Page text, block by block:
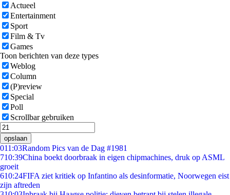
Actueel
Entertainment
Sport
Film & Tv
Games
Toon berichten van deze types
Weblog
Column
(P)review
Special
Poll
Scrollbar gebruiken
opslaan
011:03Random Pics van de Dag #1981
710:39China boekt doorbraak in eigen chipmachines, druk op ASML
groeit
610:24FIFA ziet kritiek op Infantino als desinformatie, Noorwegen eist
zijn aftreden